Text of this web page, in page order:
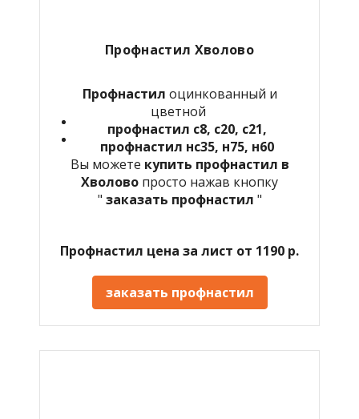
Профнастил Хволово
Профнастил оцинкованный и
цветной
профнастил с8, с20, с21,
профнастил нс35, н75, н60
Вы можете купить профнастил в
Хволово просто нажав кнопку
" заказать профнастил "
Профнастил цена за лист от 1190 р.
заказать профнастил